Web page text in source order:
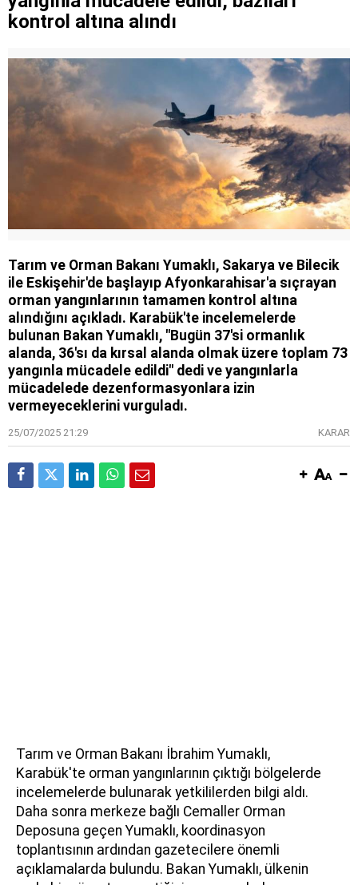
kontrol altına alındı
Tarım ve Orman Bakanı Yumaklı, Sakarya ve Bilecik
ile Eskişehir'de başlayıp Afyonkarahisar'a sıçrayan
orman yangınlarının tamamen kontrol altına
alındığını açıkladı. Karabük'te incelemelerde
bulunan Bakan Yumaklı, "Bugün 37'si ormanlık
alanda, 36'sı da kırsal alanda olmak üzere toplam 73
yangınla mücadele edildi" dedi ve yangınlarla
mücadelede dezenformasyonlara izin
vermeyeceklerini vurguladı.
25/07/2025 21:29 KARAR
Tarım ve Orman Bakanı İbrahim Yumaklı,
Karabük'te orman yangınlarının çıktığı bölgelerde
incelemelerde bulunarak yetkililerden bilgi aldı.
Daha sonra merkeze bağlı Cemaller Orman
Deposuna geçen Yumaklı, koordinasyon
toplantısının ardından gazetecilere önemli
açıklamalarda bulundu. Bakan Yumaklı, ülkenin